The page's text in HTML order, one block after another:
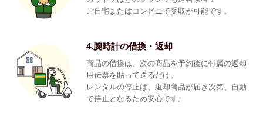
ご自宅またはコンビニで受取が可能です。
4.腕時計の借換・返却
商品の借換は、次の商品を予約後に付属の返却
用伝票を貼って送るだけ。
レンタルの停止は、返却商品が届き次第、自動
で停止となるため安心です。